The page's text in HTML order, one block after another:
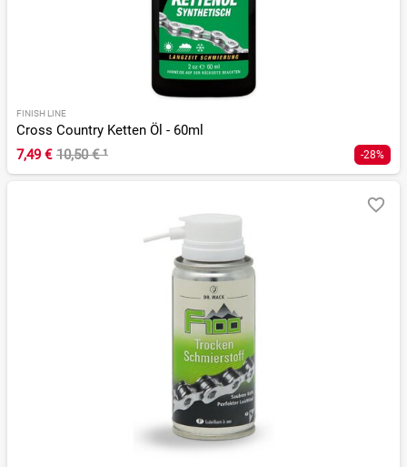
FINISH LINE
Cross Country Ketten Öl - 60ml
7,49 € 10,50 €¹ -28%